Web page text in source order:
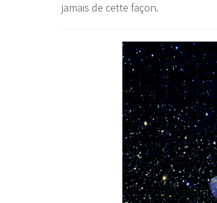
jamais de cette façon.